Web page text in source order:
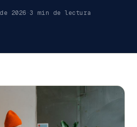
2026 · 3 min de lectura